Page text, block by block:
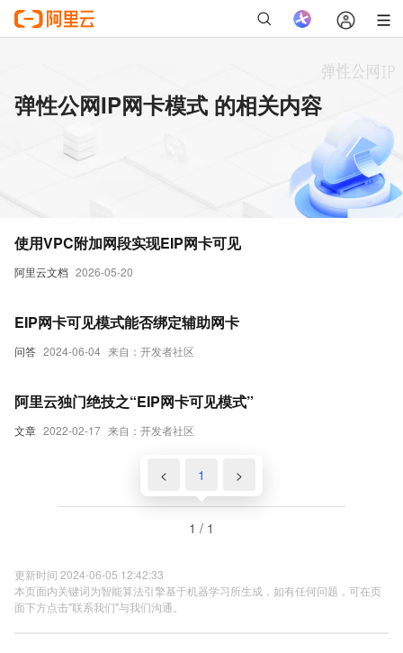
弹性公网IP网卡模式 的相关内容
阿里云文档 2026-05-20
使用VPC附加网段实现EIP网卡可见
问答 2024-06-04 来自：开发者社区
EIP网卡可见模式能否绑定辅助网卡
文章 2022-02-17 来自：开发者社区
阿里云独门绝技之“EIP网卡可见模式”
< 1 >
1 / 1
更新时间 2024-06-05 12:42:33
本页面内关键词为智能算法引擎基于机器学习所生成，如有任何问题，可在页
面下方点击"联系我们"与我们沟通。